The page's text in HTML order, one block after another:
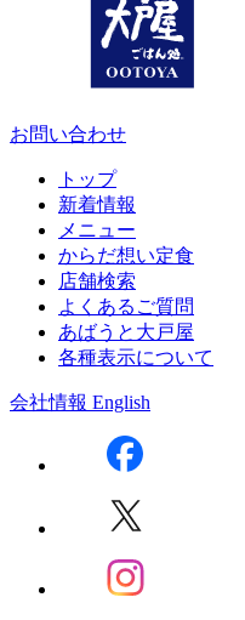
お問い合わせ
トップ
新着情報
メニュー
からだ想い定食
店舗検索
よくあるご質問
あばうと大戸屋
各種表示について
会社情報 English